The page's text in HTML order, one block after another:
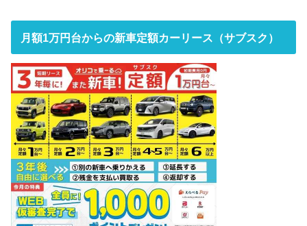
月額1万円台からの新車定額カーリース（サブスク）